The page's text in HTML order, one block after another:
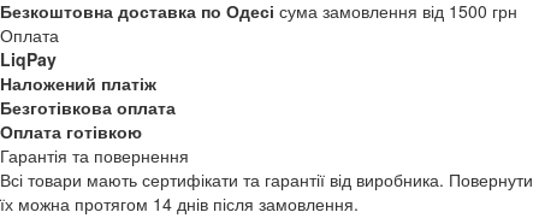
Безкоштовна доставка по Одесі сума замовлення від 1500 грн
Оплата
LiqPay
Наложений платіж
Безготівкова оплата
Оплата готівкою
Гарантія та повернення
Всі товари мають сертифікати та гарантії від виробника. Повернути
їх можна протягом 14 днів після замовлення.